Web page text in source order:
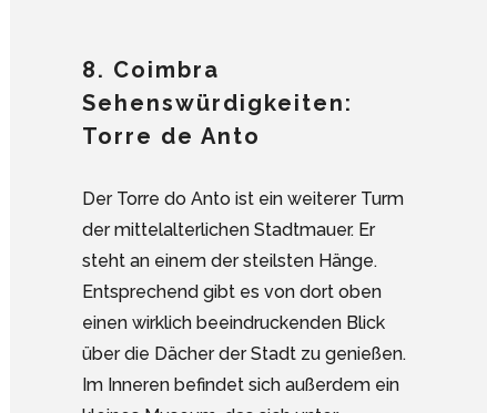
8. Coimbra
Sehenswürdigkeiten:
Torre de Anto
Der Torre do Anto ist ein weiterer Turm
der mittelalterlichen Stadtmauer. Er
steht an einem der steilsten Hänge.
Entsprechend gibt es von dort oben
einen wirklich beeindruckenden Blick
über die Dächer der Stadt zu genießen.
Im Inneren befindet sich außerdem ein